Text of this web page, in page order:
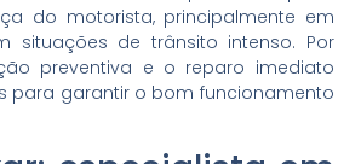
do motorista, principalmente em
situações de trânsito intenso. Por
preventiva e o reparo imediato
para garantir o bom funcionamento